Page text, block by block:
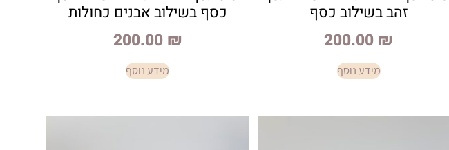
זהב בשילוב כסף
200.00 ₪
מידע נוסף
כסף בשילוב אבנים כחולות
200.00 ₪
מידע נוסף